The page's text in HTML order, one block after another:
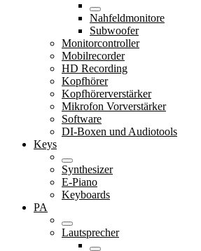
Nahfeldmonitore
Subwoofer
Monitorcontroller
Mobilrecorder
HD Recording
Kopfhörer
Kopfhörerverstärker
Mikrofon Vorverstärker
Software
DI-Boxen und Audiotools
Keys
Synthesizer
E-Piano
Keyboards
PA
Lautsprecher